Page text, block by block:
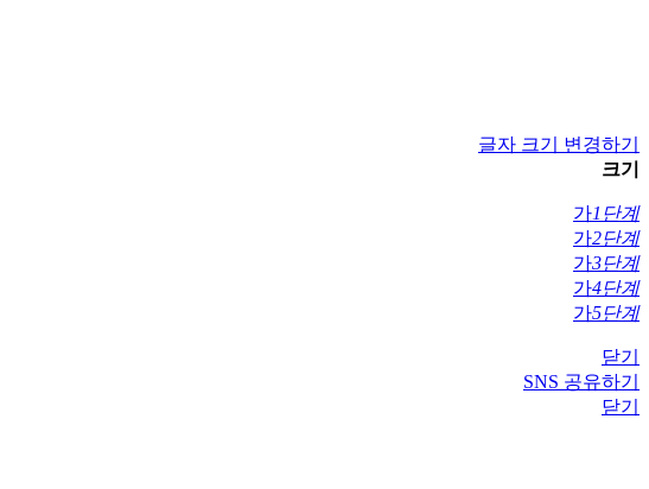
글자 크기 변경하기
크기
가1단계
가2단계
가3단계
가4단계
가5단계
닫기
SNS 공유하기
닫기